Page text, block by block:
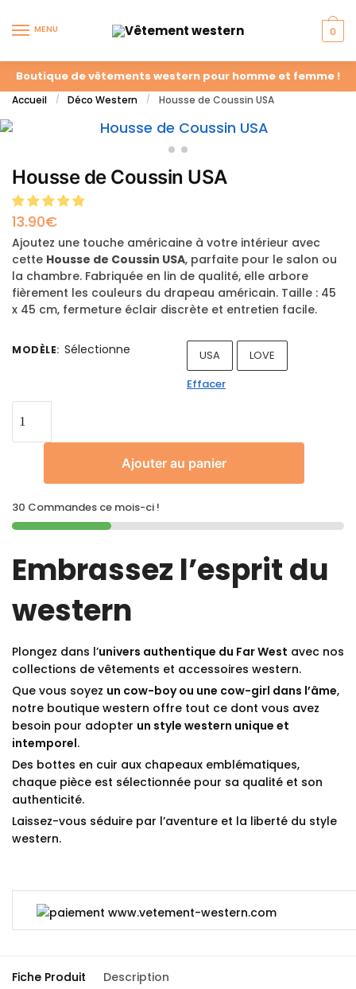
MENU 0
Boutique de vêtements western pour homme et femme !
Accueil / Déco Western / Housse de Coussin USA
Housse de Coussin USA
13.90€
Ajoutez une touche américaine à votre intérieur avec
cette Housse de Coussin USA, parfaite pour le salon ou
la chambre. Fabriquée en lin de qualité, elle arbore
fièrement les couleurs du drapeau américain. Taille : 45
x 45 cm, fermeture éclair discrète et entretien facile.
MODÈLE: Sélectionne USA
LOVE
Effacer
Ajouter au panier
30 Commandes ce mois-ci !
Embrassez l’esprit du
western
Plongez dans l’univers authentique du Far West avec nos
collections de vêtements et accessoires western.
Que vous soyez un cow-boy ou une cow-girl dans l’âme,
notre boutique western offre tout ce dont vous avez
besoin pour adopter un style western unique et
intemporel.
Des bottes en cuir aux chapeaux emblématiques,
chaque pièce est sélectionnée pour sa qualité et son
authenticité.
Laissez-vous séduire par l’aventure et la liberté du style
western.
Fiche Produit Description